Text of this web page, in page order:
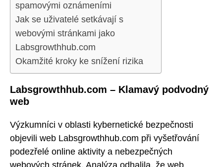
spamovými oznámeními
Jak se uživatelé setkávají s
webovými stránkami jako
Labsgrowthhub.com
Okamžité kroky ke snížení rizika
Labsgrowthhub.com – Klamavý podvodný
web
Výzkumníci v oblasti kybernetické bezpečnosti
objevili web Labsgrowthhub.com při vyšetřování
podezřelé online aktivity a nebezpečných
webových stránek. Analýza odhalila, že web